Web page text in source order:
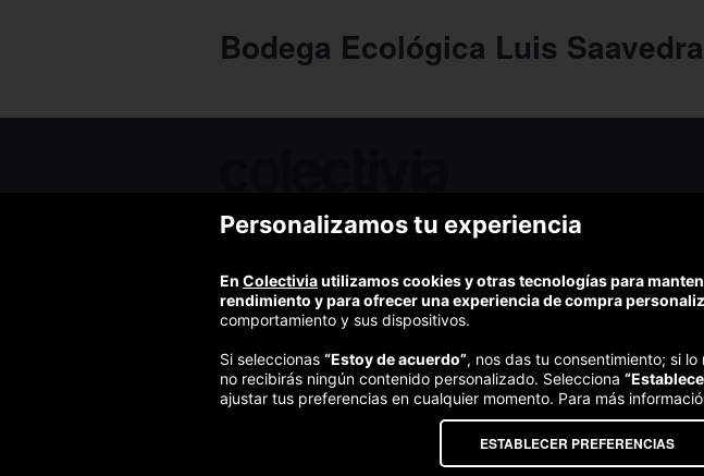
Bodega Ecológica Luis Saavedra
Ofertas de hoy
Términos y condiciones
Política de privacidad y aviso legal
Política de cookies
¿Cómo funciona
Trabaja con nosotros
Estudio turismo de
Somos
Personalizamos tu experiencia
En Colectiviautilizamos cookies y otras tecnologías para
rendimiento y para ofrecer una experiencia de compra
comportamiento y sus dispositivos.
Si seleccionas “Estoy de acuerdo”, nos das tu consentimiento; si
no recibirás ningún contenido personalizado. Selecciona
ajustar tus preferencias en cualquier momento. Para más
ESTABLECER PREFERENCIAS